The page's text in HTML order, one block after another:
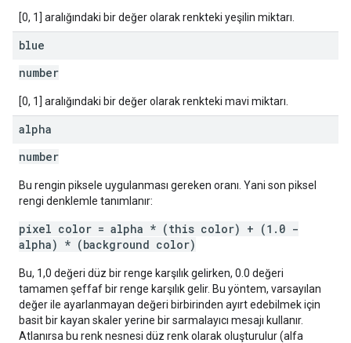
[0, 1] aralığındaki bir değer olarak renkteki yeşilin miktarı.
blue
number
[0, 1] aralığındaki bir değer olarak renkteki mavi miktarı.
alpha
number
Bu rengin piksele uygulanması gereken oranı. Yani son piksel
rengi denklemle tanımlanır:
pixel color = alpha * (this color) + (1.0 -
alpha) * (background color)
Bu, 1,0 değeri düz bir renge karşılık gelirken, 0.0 değeri
tamamen şeffaf bir renge karşılık gelir. Bu yöntem, varsayılan
değer ile ayarlanmayan değeri birbirinden ayırt edebilmek için
basit bir kayan skaler yerine bir sarmalayıcı mesajı kullanır.
Atlanırsa bu renk nesnesi düz renk olarak oluşturulur (alfa